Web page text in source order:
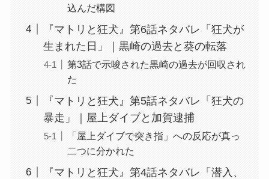
込んだ構図
『マトリと狂犬』第6話ネタバレ「狂犬が
生まれた日」｜黒崎の過去と葵の転落
第3話で示唆された黒崎の過去が回収され
た
『マトリと狂犬』第5話ネタバレ「狂犬の
暴走」｜屋上ダイブと加賀逮捕
「屋上ダイブで突き指」への反応が真っ
二つに分かれた
『マトリと狂犬』第4話ネタバレ「潜入、